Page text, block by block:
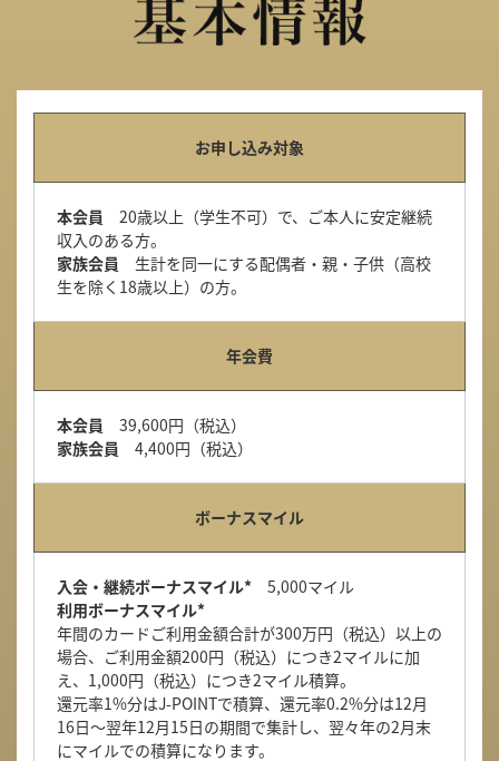
お申し込み対象
本会員 20歳以上（学生不可）で、ご本人に安定継続
収入のある方。
家族会員 生計を同一にする配偶者・親・子供（高校
生を除く18歳以上）の方。
年会費
本会員 39,600円（税込）
家族会員 4,400円（税込）
ボーナスマイル
入会・継続ボーナスマイル* 5,000マイル
利用ボーナスマイル*
年間のカードご利用金額合計が300万円（税込）以上の
場合、ご利用金額200円（税込）につき2マイルに加
え、1,000円（税込）につき2マイル積算。
還元率1%分はJ-POINTで積算、還元率0.2%分は12月
16日～翌年12月15日の期間で集計し、翌々年の2月末
にマイルでの積算になります。